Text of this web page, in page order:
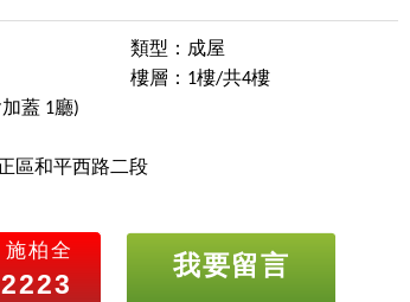
類型：成屋
樓層：1樓/共4樓
蓋 1廳)
區和平西路二段
施柏全 我要留言